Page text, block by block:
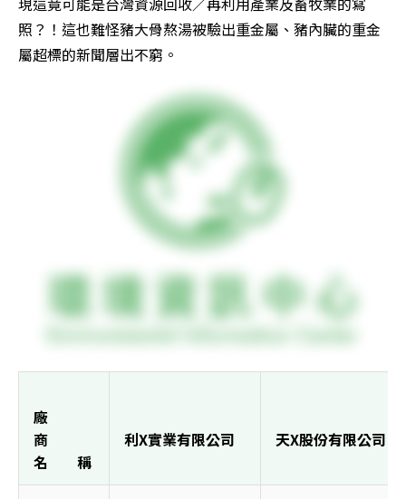
照？！這也難怪豬大骨熬湯被驗出重金屬、豬內臟的重金
屬超標的新聞層出不窮。
廠
商
名        稱
利X實業有限公司 天X股份有限公司